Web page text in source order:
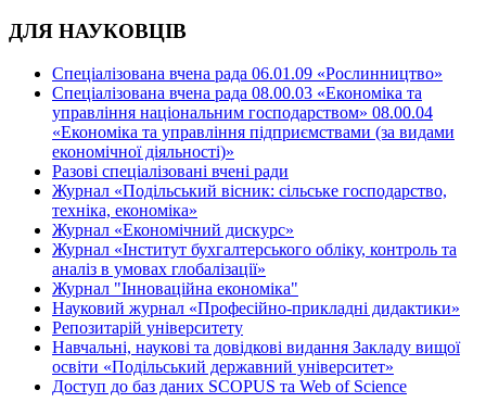
ДЛЯ НАУКОВЦІВ
Спеціалізована вчена рада 06.01.09 «Рослинництво»
Спеціалізована вчена рада 08.00.03 «Економіка та
управління національним господарством» 08.00.04
«Економіка та управління підприємствами (за видами
економічної діяльності)»
Разові спеціалізовані вчені ради
Журнал «Подільський вісник: сільське господарство,
техніка, економіка»
Журнал «Економічний дискурс»
Журнал «Інститут бухгалтерського обліку, контроль та
аналіз в умовах глобалізації»
Журнал "Інноваційна економіка"
Науковий журнал «Професійно-прикладні дидактики»
Репозитарій університету
Навчальні, наукові та довідкові видання Закладу вищої
освіти «Подільський державний університет»
Доступ до баз даних SCOPUS та Web of Science